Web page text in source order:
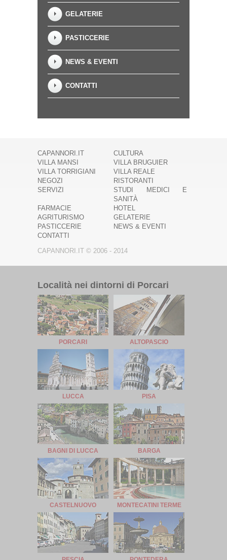
GELATERIE
PASTICCERIE
NEWS & EVENTI
CONTATTI
CAPANNORI.IT
CULTURA
VILLA MANSI
VILLA BRUGUIER
VILLA TORRIGIANI
VILLA REALE
NEGOZI
RISTORANTI
SERVIZI
STUDI MEDICI E
SANITÀ
FARMACIE
HOTEL
AGRITURISMO
GELATERIE
PASTICCERIE
NEWS & EVENTI
CONTATTI
CAPANNORI.IT © 2006 - 2014
Località nei dintorni di Porcari
PORCARI ALTOPASCIO
LUCCA PISA
BAGNI DI LUCCA BARGA
CASTELNUOVO MONTECATINI TERME